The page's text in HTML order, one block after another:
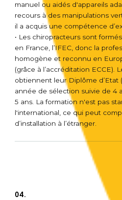
manuel ou aidés d'appareils
recours à des manipulations
il a acquis une compétence
• Les chiropracteurs sont
en France, l’IFEC, donc la
homogène et reconnu en
(grâce à l’accréditation ECCE).
obtiennent leur Diplôme d’Etat
année de sélection suivie de 4
5 ans. La formation n'est pas
l'international, ce qui peut
d’installation à l’étranger.
04.